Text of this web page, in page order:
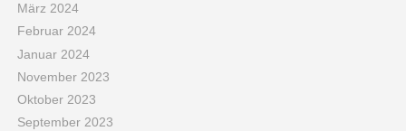
März 2024
Februar 2024
Januar 2024
November 2023
Oktober 2023
September 2023